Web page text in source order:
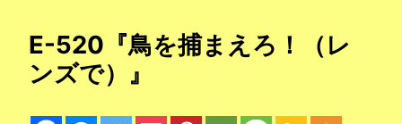
E-520『鳥を捕まえろ！（レ
ンズで）』